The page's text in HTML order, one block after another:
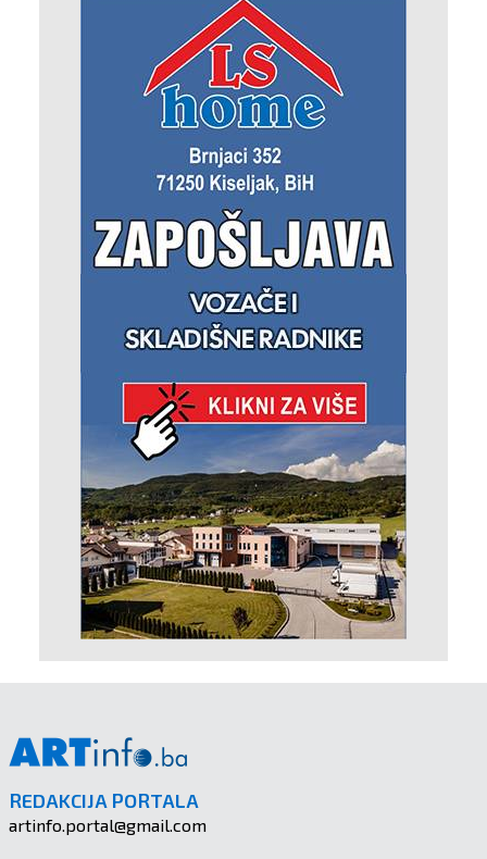
REDAKCIJA PORTALA
artinfo.portal@gmail.com